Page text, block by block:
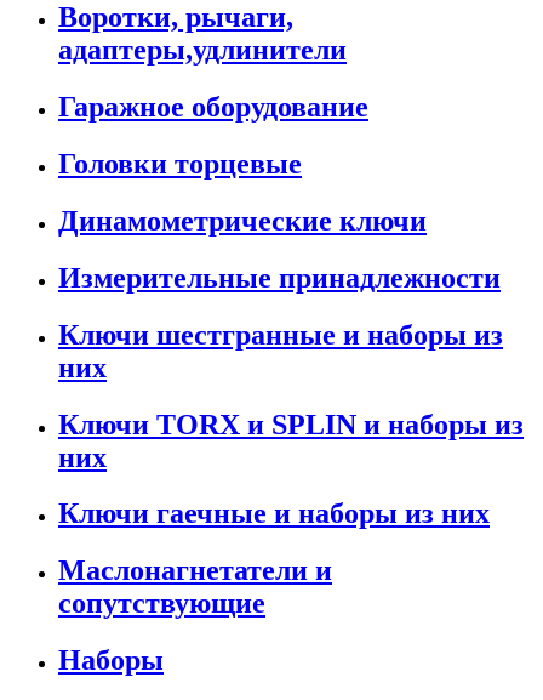
Воротки, рычаги,
адаптеры,удлинители
Гаражное оборудование
Головки торцевые
Динамометрические ключи
Измерительные принадлежности
Ключи шестгранные и наборы из
них
Ключи TORX и SPLIN и наборы из
них
Ключи гаечные и наборы из них
Маслонагнетатели и
сопутствующие
Наборы